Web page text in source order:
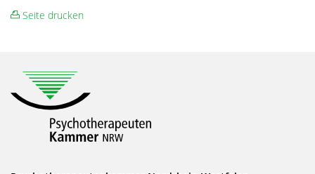
PTK-Newsletter 1/2019
PTK-Newsletter 2/2018
PTK-Newsletter 1/2018
PTK-Newsletter 3/2017[PDF, 337 KB]
Seite drucken